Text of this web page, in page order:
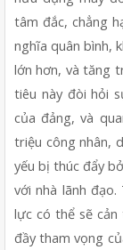
tâm đắc, chẳng
nghĩa quân bình,
lớn hơn, và tăng
tiêu này đòi hỏi
của đảng, và
triệu công nhân,
yếu bị thúc đẩy
với nhà lãnh
lực có thể sẽ
đầy tham vọng